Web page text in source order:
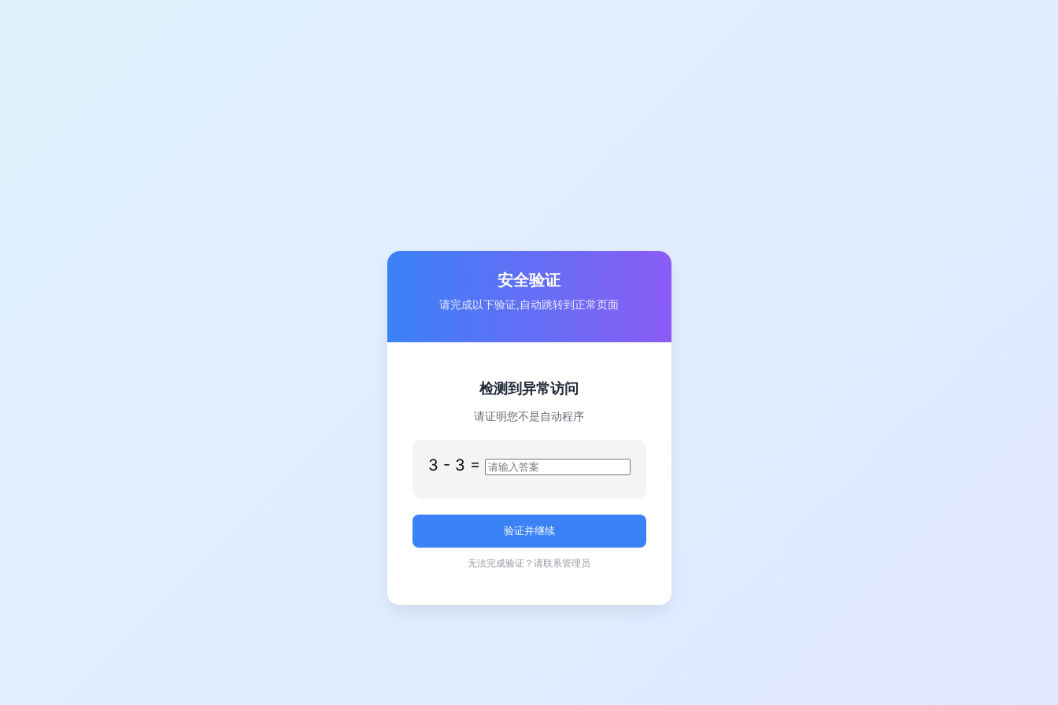
安全验证
请完成以下验证,自动跳转到正常页面
检测到异常访问
请证明您不是自动程序
3 - 3 =
无法完成验证？请联系管理员